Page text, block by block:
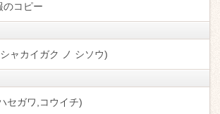
のコピー
ャカイガク ノ シソウ)
セガワ,コウイチ)